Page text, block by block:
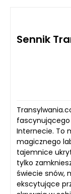
Sennik
Internecie. To
magicznego
tajemnice
tylko
świecie snów,
ekscytujące